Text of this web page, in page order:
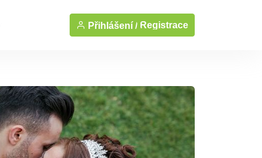
Přihlášení / Registrace